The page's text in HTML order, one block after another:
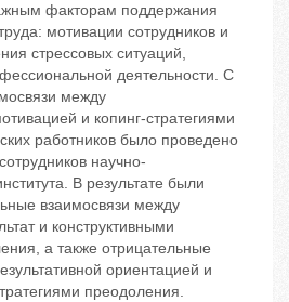
факторам поддержания
мотивации сотрудников и
стрессовых ситуаций,
деятельности. С
между
и копинг-стратегиями
работников было проведено
научно-
В результате были
взаимосвязи между
и конструктивными
а также отрицательные
ориентацией и
преодоления.